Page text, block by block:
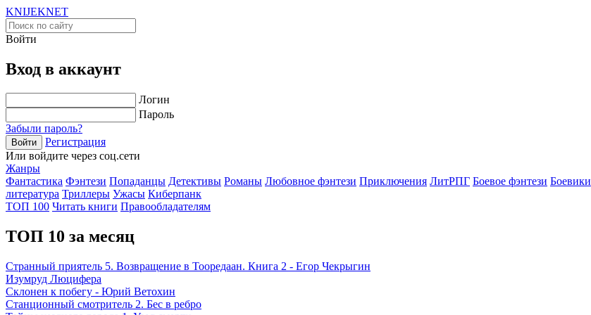
KNIJEKNET
Войти
Вход в аккаунт
Логин
Пароль
Забыли пароль?
Войти
Регистрация
Или войдите через соц.сети
Жанры
Фантастика Фэнтези Попаданцы Детективы Романы Любовное фэнтези Приключения ЛитРПГ Боевое фэнтези Боевики
литература Триллеры Ужасы Киберпанк
ТОП 100 Читать книги Правообладателям
ТОП 10 за месяц
Странный приятель 5. Возвращение в Тооредаан. Книга 2 - Егор Чекрыгин
Изумруд Люцифера
Склонен к побегу - Юрий Ветохин
Станционный смотритель 2. Бес в ребро